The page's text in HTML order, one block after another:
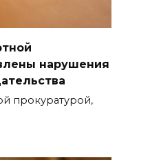
угрозе
нарушения
прокуратурой,